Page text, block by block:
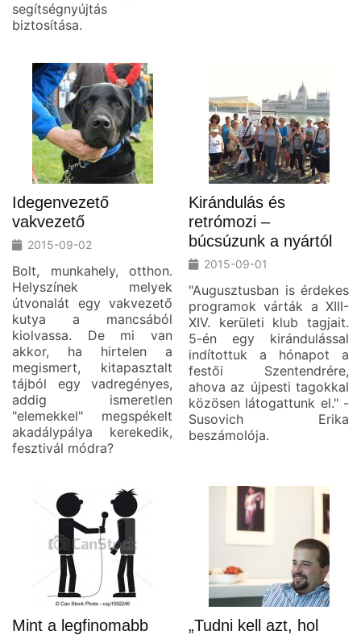
segítségnyújtás
biztosítása.
Idegenvezető
vakvezető
2015-09-02
Bolt, munkahely, otthon.
Helyszínek melyek
útvonalát egy vakvezető
kutya a mancsából
kiolvassa. De mi van
akkor, ha hirtelen a
megismert, kitapasztalt
tájból egy vadregényes,
addig ismeretlen
"elemekkel" megspékelt
akadálypálya kerekedik,
fesztivál módra?
Kirándulás és
retrómozi –
búcsúzunk a nyártól
2015-09-01
"Augusztusban is érdekes
programok várták a XIII-
XIV. kerületi klub tagjait.
5-én egy kirándulással
indítottuk a hónapot a
festői Szentendrére,
ahova az újpesti tagokkal
közösen látogattunk el." -
Susovich Erika
beszámolója.
Mint a legfinomabb
„Tudni kell azt, hol